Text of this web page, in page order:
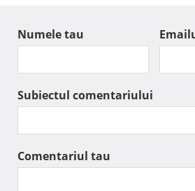
Numele tau
Subiectul comentariului
Comentariul tau